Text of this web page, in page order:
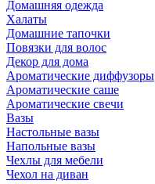
Домашняя одежда
Халаты
Домашние тапочки
Повязки для волос
Декор для дома
Ароматические диффузоры
Ароматические саше
Ароматические свечи
Вазы
Настольные вазы
Напольные вазы
Чехлы для мебели
Чехол на диван